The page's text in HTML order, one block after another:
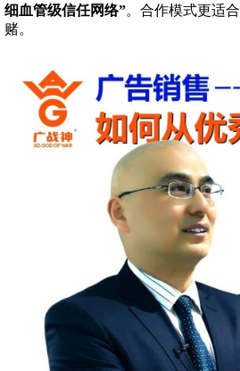
细血管级信任网络”。合作模式更适合
赌。